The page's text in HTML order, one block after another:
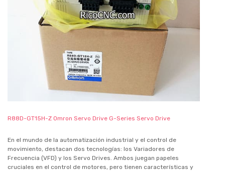
R88D-GT15H-Z Omron Servo Drive G-Series Servo Drive
En el mundo de la automatización industrial y el control de
movimiento, destacan dos tecnologías: los Variadores de
Frecuencia (VFD) y los Servo Drives. Ambos juegan papeles
cruciales en el control de motores, pero tienen características y